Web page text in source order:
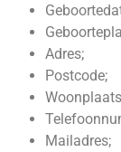
Adres;
Postcode;
Mailadres;